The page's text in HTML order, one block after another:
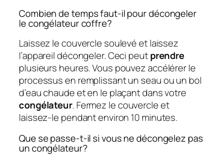
Combien de temps faut-il pour décongeler
le congélateur coffre?
Laissez le couvercle soulevé et laissez
l’appareil décongeler. Ceci peutprendre
plusieurs heures. Vous pouvez accélérer le
processus en remplissant un seau ou un bol
d’eau chaude et en le plaçant dans votre
congélateur. Fermez le couvercle et
laissez-le pendant environ 10 minutes.
Que se passe-t-il si vous ne décongelez pas
un congélateur?